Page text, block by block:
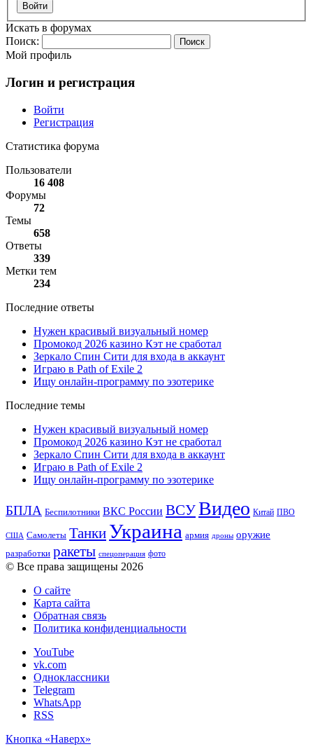
Войти
Искать в форумах
Поиск:
Мой профиль
Логин и регистрация
Войти
Регистрация
Статистика форума
Пользователи
16 408
Форумы
72
Темы
658
Ответы
339
Метки тем
234
Последние ответы
Нужен красивый визуальный номер
Промокод 2026 казино Кэт не сработал
Зеркало Спин Сити для входа в аккаунт
Играю в Path of Exile 2
Ищу онлайн-программу по эзотерике
Последние темы
Нужен красивый визуальный номер
Промокод 2026 казино Кэт не сработал
Зеркало Спин Сити для входа в аккаунт
Играю в Path of Exile 2
Ищу онлайн-программу по эзотерике
БПЛА Беспилотники ВКС России ВСУВидео Китай ПВО
США Самолеты Танки Украина армия дроны оружие
разработки ракеты спецоперация фото
© Все права защищены 2026
О сайте
Карта сайта
Обратная связь
Политика конфиденциальности
YouTube
vk.com
Одноклассники
Telegram
WhatsApp
RSS
Кнопка «Наверх»